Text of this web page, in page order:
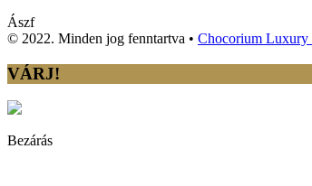
Ászf
© 2022. Minden jog fenntartva • Chocorium Luxury
VÁRJ!
Bezárás